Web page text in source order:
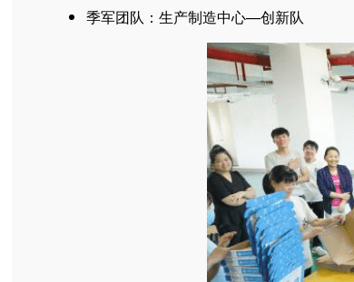
季军团队：生产制造中心—创新队